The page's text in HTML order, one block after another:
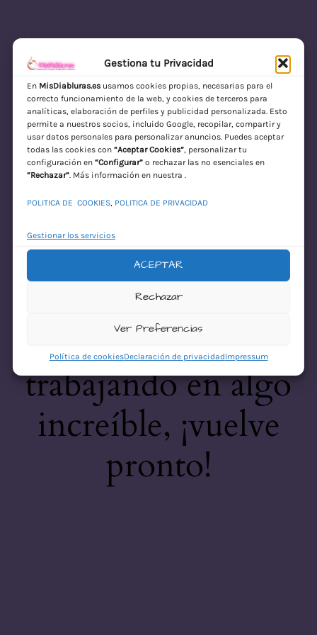
Gestiona tu Privacidad
En MisDiabluras.esusamos cookies propias, necesarias para el
correcto funcionamiento de la web, y cookies de terceros para
analíticas, elaboración de perfiles y publicidad personalizada. Esto
permite a nuestros socios, incluido Google, recopilar, compartir y
usar datos personales para personalizar anuncios. Puedes aceptar
todas las cookies con “Aceptar Cookies”, personalizar tu
configuración en “Configurar”o rechazar las no esenciales en
“Rechazar”. Más información en nuestra .
POLITICA DE COOKIES, POLITICA DE PRIVACIDAD
Gestionar los servicios
ACEPTAR
Rechazar
Ver Preferencias
Política de cookiesDeclaración de privacidadImpressum
MisDiabluras | Sexshop Online con Envío
Discreto en España
Acceder
¡Disculpa este
desastre! Estamos
trabajando en algo
increíble, ¡vuelve
pronto!